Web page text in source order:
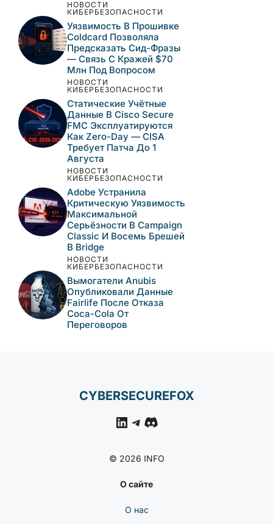
НОВОСТИ
КИБЕРБЕЗОПАСНОСТИ
Уязвимость В Прошивке
Coldcard Позволяла
Предсказать Сид-Фразы
— Связь С Кражей $70
Млн Под Вопросом
НОВОСТИ
КИБЕРБЕЗОПАСНОСТИ
Статические Учётные
Данные В Cisco Secure
FMC Эксплуатируются
Как Zero-Day — CISA
Требует Патча До 1
Августа
НОВОСТИ
КИБЕРБЕЗОПАСНОСТИ
Adobe Устранила
Критическую Уязвимость
Максимальной
Серьёзности В Campaign
Classic И Восемь Брешей
В Bridge
НОВОСТИ
КИБЕРБЕЗОПАСНОСТИ
Вымогатели Anubis
Опубликовали Данные
Fairlife После Отказа
Coca-Cola От
Переговоров
CYBERSECUREFOX
LinkedIn
Telegram
Discord
© 2026 INFO
О сайте
О нас